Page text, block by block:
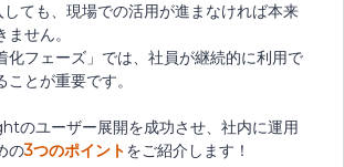
ても、現場での活用が進まなければ本来
せん。
化フェーズ」では、社員が継続的に利用で
とが重要です。
のユーザー展開を成功させ、社内に運用
の3つのポイントをご紹介します！